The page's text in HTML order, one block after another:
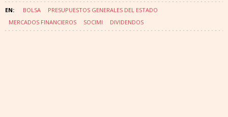
BOLSA
PRESUPUESTOS GENERALES DEL ESTADO
MERCADOS FINANCIEROS
SOCIMI DIVIDENDOS